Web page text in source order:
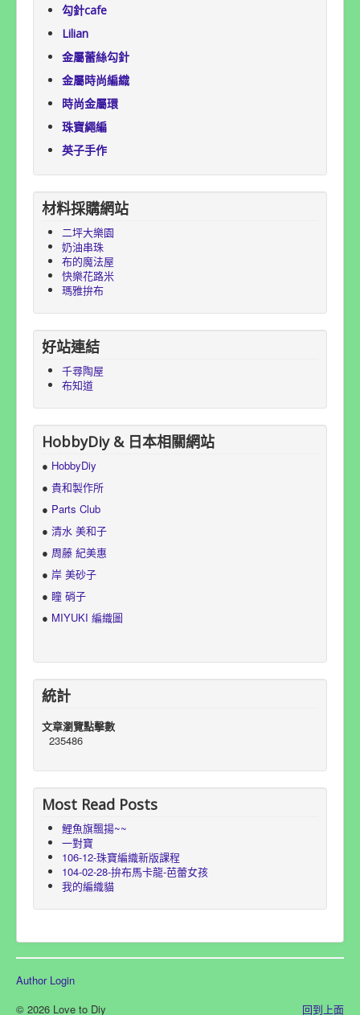
勾針cafe
Lilian
金屬蕾絲勾針
金屬時尚編織
時尚金屬環
珠寶繩編
英子手作
材料採購網站
二坪大樂園
奶油串珠
布的魔法屋
快樂花路米
瑪雅拚布
好站連結
千尋陶屋
布知道
HobbyDiy & 日本相關網站
● HobbyDiy
● 貴和製作所
● Parts Club
● 清水 美和子
● 周藤 紀美惠
● 岸 美砂子
● 瞳 硝子
● MIYUKI 編織圖
統計
文章瀏覽點擊數
235486
Most Read Posts
鯉魚旗飄揚~~
一對寶
106-12-珠寶編織新版課程
104-02-28-拚布馬卡龍-芭蕾女孩
我的編織貓
Author Login
回到上面
© 2026 Love to Diy